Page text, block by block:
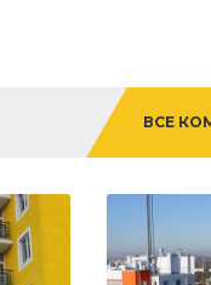
ВСЕ